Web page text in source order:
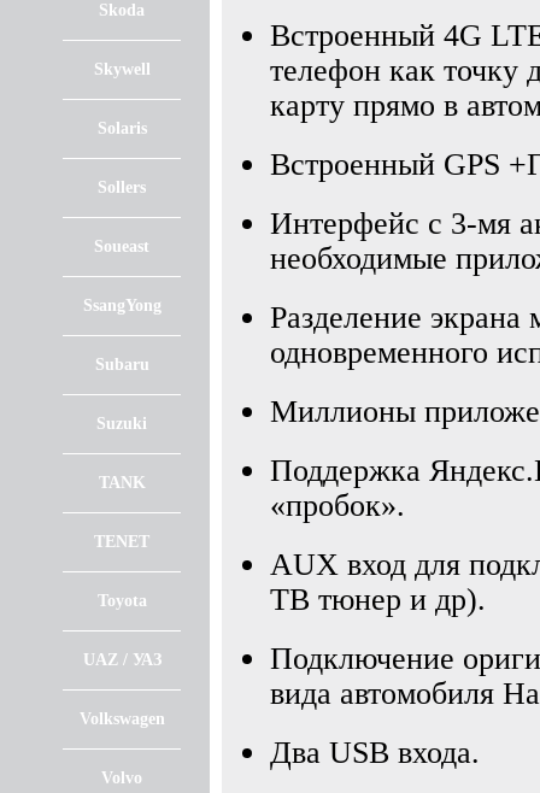
Skoda
Skywell
Solaris
Sollers
Soueast
SsangYong
Subaru
Suzuki
TANK
TENET
Toyota
UAZ / УАЗ
Volkswagen
Volvo
Встроенный 4G
телефон как точку
карту прямо в
Встроенный GPS
Интерфейс с 3-мя
необходимые
Разделение
одновременного
Миллионы
Поддержка
«пробок».
AUX вход для
ТВ тюнер и др).
Подключение
вида автомобиля
Два USB входа.